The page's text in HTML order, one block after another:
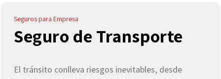
Seguros para Empresa
Seguro de Transporte
El tránsito conlleva riesgos inevitables, desde